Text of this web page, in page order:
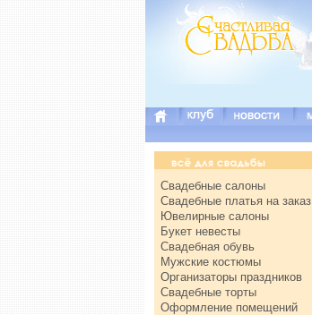
Свадебные салоны
Свадебные платья на заказ
Ювелирные салоны
Букет невесты
Свадебная обувь
Мужские костюмы
Организаторы праздников
Свадебные торты
Оформление помещений